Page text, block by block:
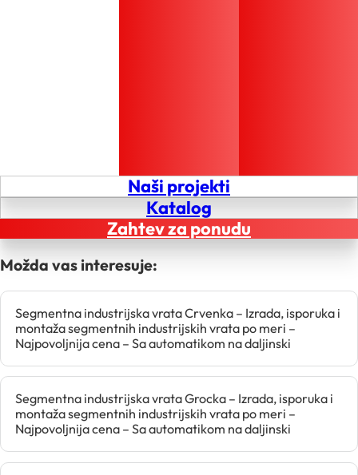
Naši projekti
Katalog
Zahtev za ponudu
Možda vas interesuje:
Segmentna industrijska vrata Crvenka – Izrada, isporuka i
montaža segmentnih industrijskih vrata po meri –
Najpovoljnija cena – Sa automatikom na daljinski
Segmentna industrijska vrata Grocka – Izrada, isporuka i
montaža segmentnih industrijskih vrata po meri –
Najpovoljnija cena – Sa automatikom na daljinski